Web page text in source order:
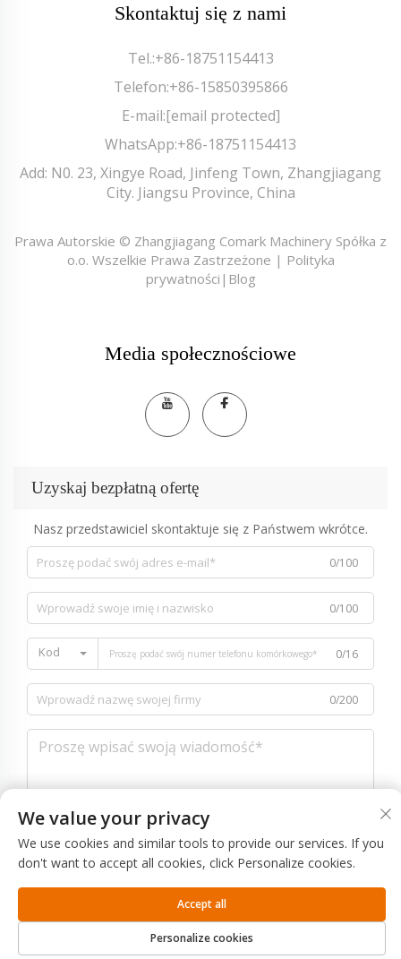
Skontaktuj się z nami
Tel.:+86-18751154413
Telefon:+86-15850395866
E-mail:[email protected]
WhatsApp:+86-18751154413
Add: N0. 23, Xingye Road, Jinfeng Town, Zhangjiagang
City. Jiangsu Province, China
Prawa Autorskie © Zhangjiagang Comark Machinery Spółka z
o.o. Wszelkie Prawa Zastrzeżone | Polityka
prywatności | Blog
Media społecznościowe
Uzyskaj bezpłatną ofertę
Nasz przedstawiciel skontaktuje się z Państwem wkrótce.
0/100
0/100
Kod 0/16
0/200
Wyślij
We value your privacy
We use cookies and similar tools to provide our services. If you
don't want to accept all cookies, click Personalize cookies.
Personalize cookies
Accept all